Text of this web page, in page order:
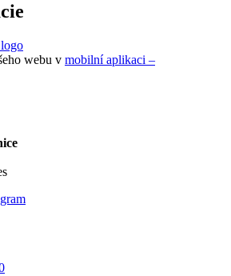
webu v mobilní aplikaci –